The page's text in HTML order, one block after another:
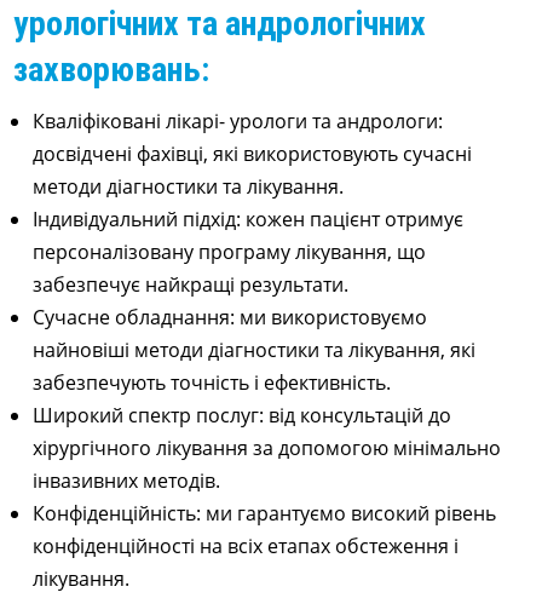
урологічних та андрологічних
захворювань:
Кваліфіковані лікарі- урологи та андрологи:
досвідчені фахівці, які використовують сучасні
методи діагностики та лікування.
Індивідуальний підхід: кожен пацієнт отримує
персоналізовану програму лікування, що
забезпечує найкращі результати.
Сучасне обладнання: ми використовуємо
найновіші методи діагностики та лікування, які
забезпечують точність і ефективність.
Широкий спектр послуг: від консультацій до
хірургічного лікування за допомогою мінімально
інвазивних методів.
Конфіденційність: ми гарантуємо високий рівень
конфіденційності на всіх етапах обстеження і
лікування.